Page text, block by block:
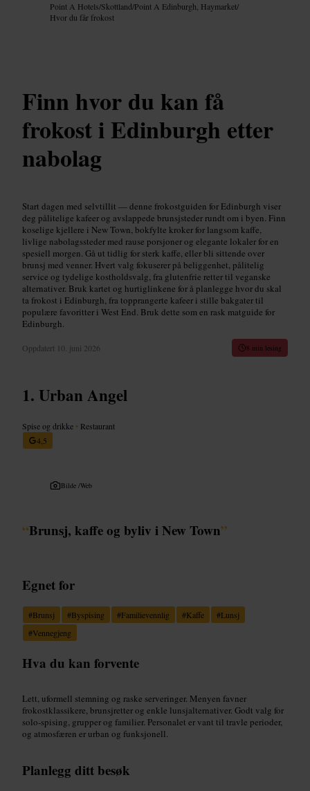
Point A Hotels/Skottland/Point A Edinburgh, Haymarket/
Hvor du får frokost
Finn hvor du kan få
frokost i Edinburgh etter
nabolag
Start dagen med selvtillit — denne frokostguiden for Edinburgh viser
deg pålitelige kafeer og avslappede brunsjsteder rundt om i byen. Finn
koselige kjellere i New Town, bokfylte kroker for langsom kaffe,
livlige nabolagssteder med rause porsjoner og elegante lokaler for en
spesiell morgen. Gå ut tidlig for sterk kaffe, eller bli sittende over
brunsj med venner. Hvert valg fokuserer på beliggenhet, pålitelig
service og tydelige kostholdsvalg, fra glutenfrie retter til veganske
alternativer. Bruk kartet og hurtiglinkene for å planlegge hvor du skal
ta frokost i Edinburgh, fra topprangerte kafeer i stille bakgater til
populære favoritter i West End. Bruk dette som en rask matguide for
Edinburgh.
Oppdatert 10. juni 2026 8 min lesing
Urban Angel
Spise og drikke • Restaurant
4,5
Bilde /Web
“Brunsj, kaffe og byliv i New Town”
Egnet for
#Brunsj #Byspising #Familievennlig #Kaffe #Lunsj
#Vennegjeng
Hva du kan forvente
Lett, uformell stemning og raske serveringer. Menyen favner
frokostklassikere, brunsjretter og enkle lunsjalternativer. Godt valg for
solo-spising, grupper og familier. Personalet er vant til travle perioder,
og atmosfæren er urban og funksjonell.
Planlegg ditt besøk